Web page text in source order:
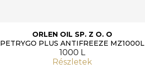
ORLEN OIL SP. Z O. O
PETRYGO PLUS ANTIFREEZE MZ1000L
1000 L
Részletek